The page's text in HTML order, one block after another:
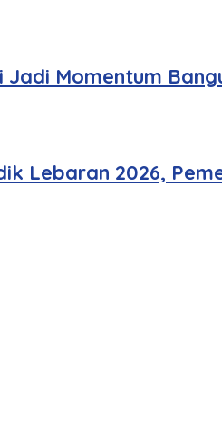
Jadi Momentum
Lebaran 2026,